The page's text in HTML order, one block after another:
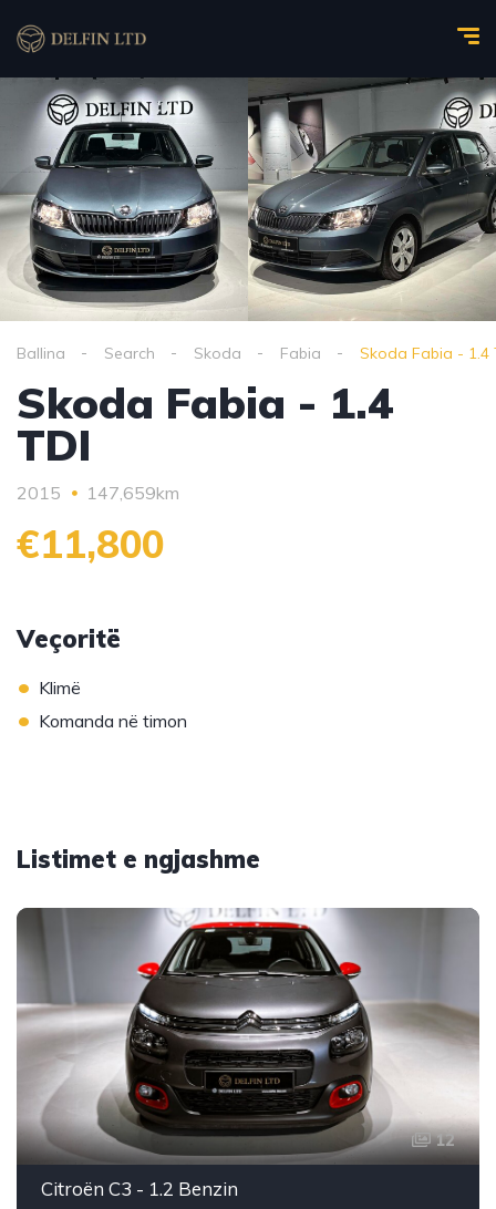
Ballina Search Skoda Fabia Skoda Fabia - 1.4
Skoda Fabia - 1.4
TDI
2015 147,659km
€11,800
Veçoritë
• Klimë
• Komanda në timon
Listimet e ngjashme
12
Citroën C3 - 1.2 Benzin